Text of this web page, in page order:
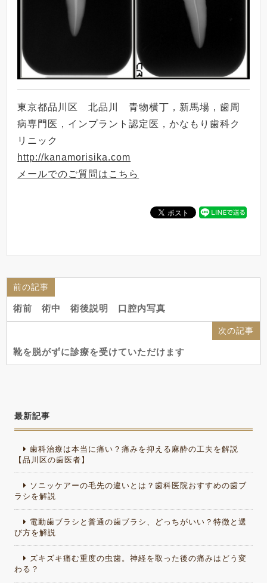
東京都品川区 北品川 青物横丁，新馬場，歯周
病専門医，インプラント認定医，かなもり歯科ク
リニック
http://kanamorisika.com
メールでのご質問はこちら
前の記事
術前 術中 術後説明 口腔内写真
次の記事
靴を脱がずに診療を受けていただけます
最新記事
歯科治療は本当に痛い？痛みを抑える麻酔の工夫を解説
【品川区の歯医者】
ソニッケアーの毛先の違いとは？歯科医院おすすめの歯ブ
ラシを解説
電動歯ブラシと普通の歯ブラシ、どっちがいい？特徴と選
び方を解説
ズキズキ痛む重度の虫歯。神経を取った後の痛みはどう変
わる？